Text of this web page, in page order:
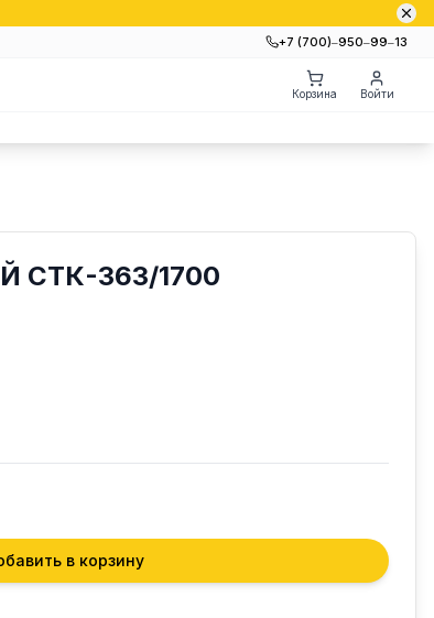
+7 (700)‒950‒99‒13
Корзина Войти
СТК-363/1700
в корзину